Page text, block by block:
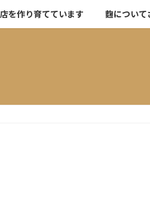
を作り育てています 麴について